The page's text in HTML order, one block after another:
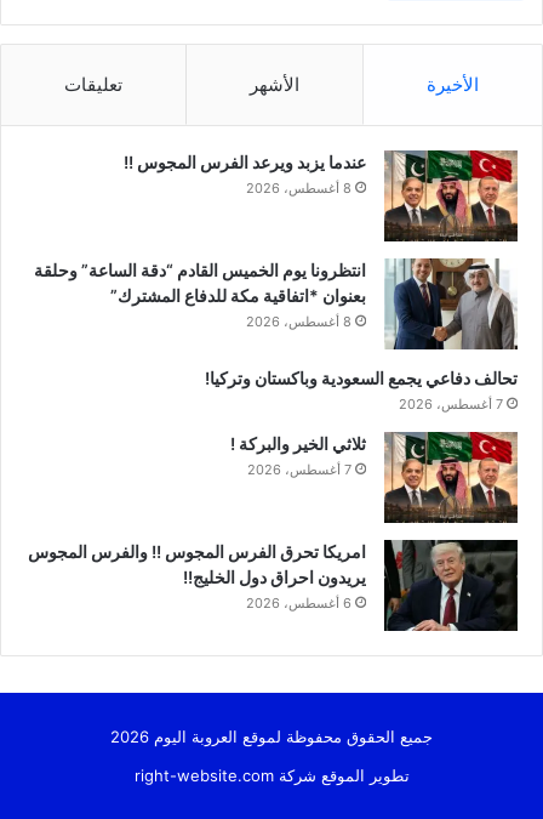
الأخيرة الأشهر تعليقات
عندما يزبد ويرعد الفرس المجوس !!
8 أغسطس، 2026
انتظرونا يوم الخميس القادم “دقة الساعة” وحلقة
بعنوان *اتفاقية مكة للدفاع المشترك”
8 أغسطس، 2026
تحالف دفاعي يجمع السعودية وباكستان وتركيا!
7 أغسطس، 2026
ثلاثي الخير والبركة !
7 أغسطس، 2026
امريكا تحرق الفرس المجوس !! والفرس المجوس
يريدون احراق دول الخليج!!
6 أغسطس، 2026
جميع الحقوق محفوظة لموقع العروبة اليوم 2026
تطوير الموقع شركةright-website.com